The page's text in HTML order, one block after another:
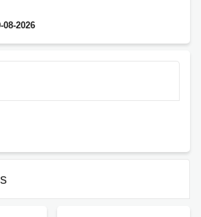
08-2026